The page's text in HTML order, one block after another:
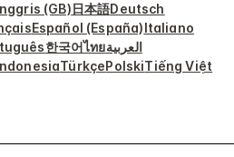
(GB)日本語Deutsch
Español (España)Italiano
한국어ไทยالعربية
TürkçePolskiTiếng Việt